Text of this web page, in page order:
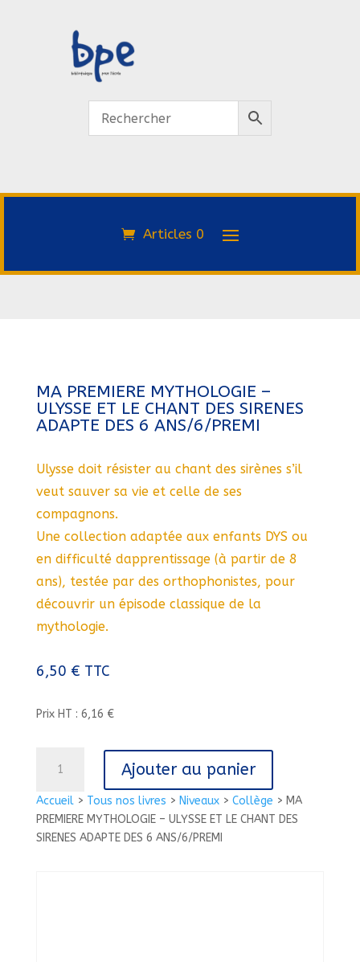
Articles 0
Accueil> Tous nos livres > Niveaux> Collège > MA
PREMIERE MYTHOLOGIE – ULYSSE ET LE CHANT DES
SIRENES ADAPTE DES 6 ANS/6/PREMI
MA PREMIERE MYTHOLOGIE –
ULYSSE ET LE CHANT DES SIRENES
ADAPTE DES 6 ANS/6/PREMI
Ulysse doit résister au chant des sirènes s’il
veut sauver sa vie et celle de ses
compagnons.
Une collection adaptée aux enfants DYS ou
en difficulté dapprentissage (à partir de 8
ans), testée par des orthophonistes, pour
découvrir un épisode classique de la
mythologie.
6,50 € TTC
Prix HT : 6,16 €
MA
PREMIERE
MYTHOLOGIE
Ajouter au panier